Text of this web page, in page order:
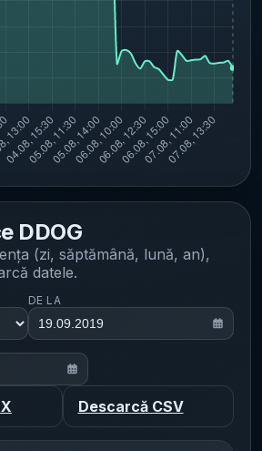
DDOG
(zi, săptămână, lună, an),
datele.
DE LA
Descarcă CSV